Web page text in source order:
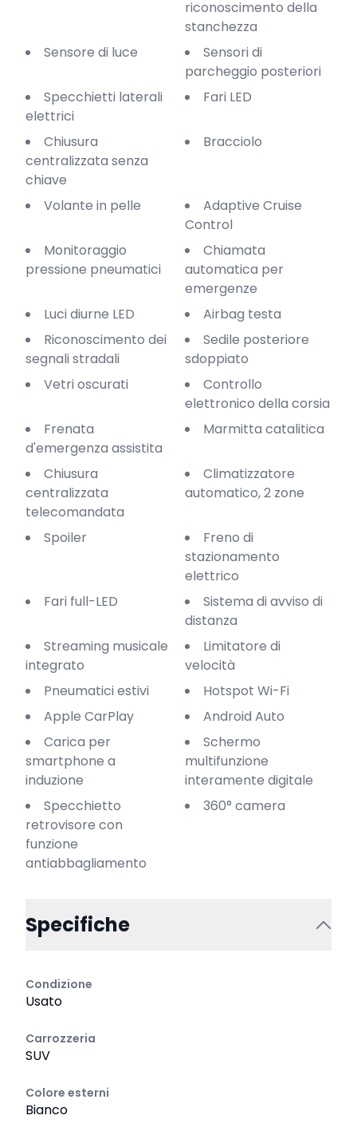
riconoscimento della
stanchezza
Sensore di luce
Sensori di
parcheggio posteriori
Specchietti laterali
elettrici
Fari LED
Chiusura
centralizzata senza
chiave
Bracciolo
Volante in pelle
Adaptive Cruise
Control
Monitoraggio
pressione pneumatici
Chiamata
automatica per
emergenze
Luci diurne LED
Airbag testa
Riconoscimento dei
segnali stradali
Sedile posteriore
sdoppiato
Vetri oscurati
Controllo
elettronico della corsia
Frenata
d'emergenza assistita
Marmitta catalitica
Chiusura
centralizzata
telecomandata
Climatizzatore
automatico, 2 zone
Spoiler
Freno di
stazionamento
elettrico
Fari full-LED
Sistema di avviso di
distanza
Streaming musicale
integrato
Limitatore di
velocità
Pneumatici estivi
Hotspot Wi-Fi
Apple CarPlay
Android Auto
Carica per
smartphone a
induzione
Schermo
multifunzione
interamente digitale
Specchietto
retrovisore con
funzione
antiabbagliamento
360° camera
Specifiche
Condizione
Usato
Carrozzeria
SUV
Colore esterni
Bianco